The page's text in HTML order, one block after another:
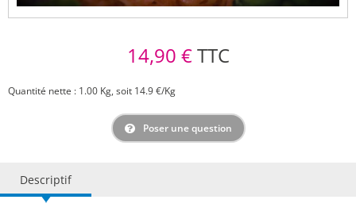
14,90 €TTC
Quantité nette : 1.00 Kg, soit 14.9 €/Kg
Poser une question
Descriptif